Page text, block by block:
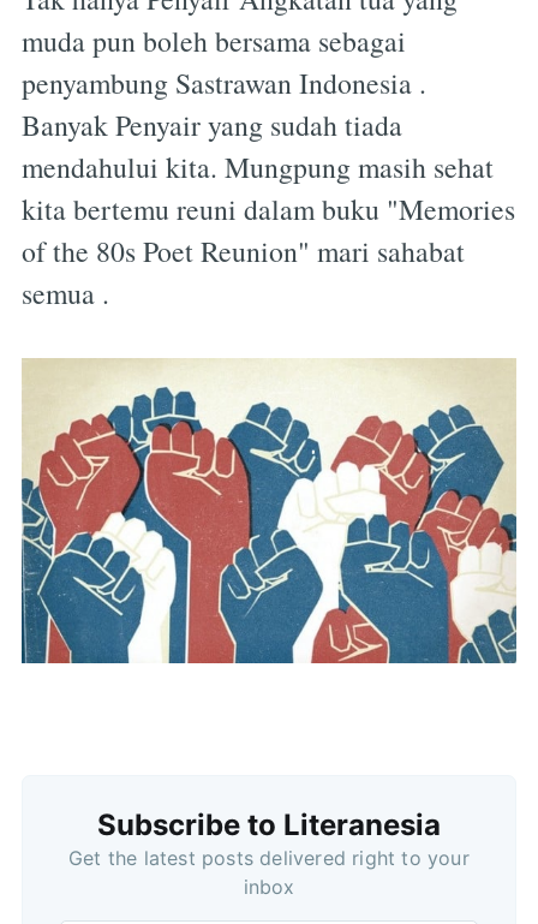
muda pun boleh bersama sebagai
penyambung Sastrawan Indonesia .
Banyak Penyair yang sudah tiada
mendahului kita. Mungpung masih sehat
kita bertemu reuni dalam buku "Memories
of the 80s Poet Reunion" mari sahabat
semua .
Subscribe to Literanesia
Get the latest posts delivered right to your
inbox
Subscribe